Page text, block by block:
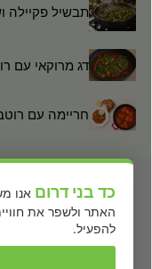
תבשיל פקיילה
דג מרוקאי עם
חריימה עם
כד בני דרום אנו
האתר ולשפר את
להפעיל.